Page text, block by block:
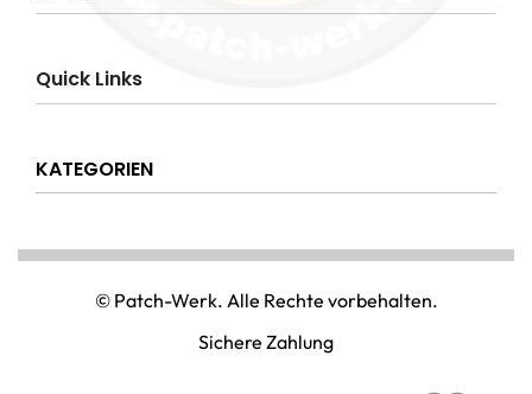
Widerrufsrecht
Versandkostenpauschale
Quick Links
Mein Konto
KATEGORIEN
PAINTBALL & AIRSOFT
PUNISHER & SKULLS
© Patch-Werk. Alle Rechte vorbehalten.
Sichere Zahlung